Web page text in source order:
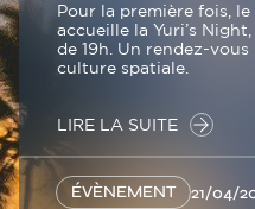
Pour la première fois,
accueille la Yuri’s
de 19h. Un rendez-
culture spatiale.
LIRE LA SUITE
ÉVÈNEMENT 21/04/